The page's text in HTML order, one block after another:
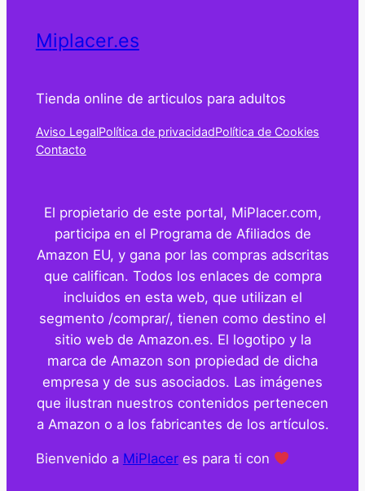
Miplacer.es
Tienda online de articulos para adultos
Aviso LegalPolítica de privacidadPolítica de Cookies
Contacto
El propietario de este portal, MiPlacer.com,
participa en el Programa de Afiliados de
Amazon EU, y gana por las compras adscritas
que califican. Todos los enlaces de compra
incluidos en esta web, que utilizan el
segmento /comprar/, tienen como destino el
sitio web de Amazon.es. El logotipo y la
marca de Amazon son propiedad de dicha
empresa y de sus asociados. Las imágenes
que ilustran nuestros contenidos pertenecen
a Amazon o a los fabricantes de los artículos.
Bienvenido a MiPlaceres para ti con